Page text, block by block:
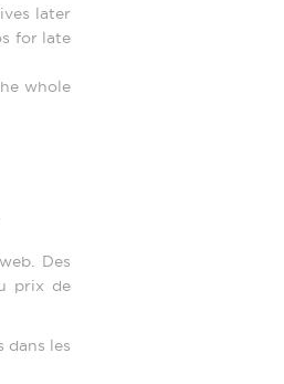
later
for late
whole
Des
prix de
dans les